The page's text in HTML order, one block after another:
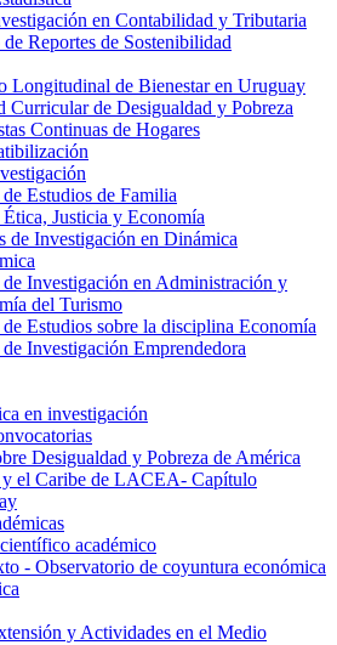
en Contabilidad y Tributaria
Reportes de Sostenibilidad
Longitudinal de Bienestar en Uruguay
Curricular de Desigualdad y Pobreza
Continuas de Hogares
Estudios de Familia
Justicia y Economía
de Investigación en Dinámica
Investigación en Administración y
del Turismo
Estudios sobre la disciplina Economía
Investigación Emprendedora
en investigación
Desigualdad y Pobreza de América
el Caribe de LACEA- Capítulo
académico
- Observatorio de coyuntura económica
y Actividades en el Medio